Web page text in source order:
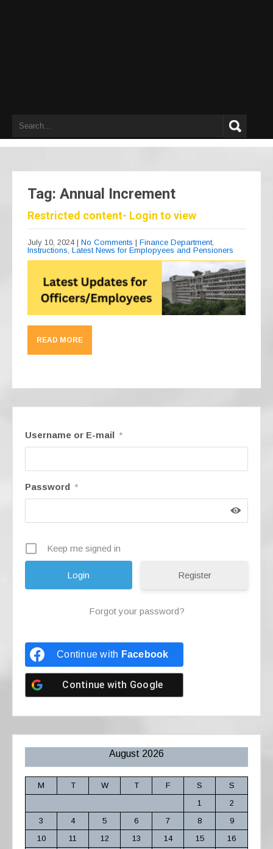
Tag: Annual Increment
Restricted content- Login to view
July 10, 2024 | No Comments | Finance Department,
Instructions, Latest News for Emplopyees and Pensioners
READ MORE
Username or E-mail *
Password *
Keep me signed in
Register
Forgot your password?
Continue with Facebook
Continue with Google
August 2026
M T W T F S
S
1
2
3
4 5 6 7 8
9
10
11 12 13 14 15
16